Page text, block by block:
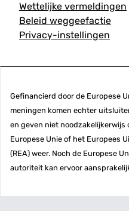
Wettelijke vermeldingen
Beleid weggeefactie
Privacy-instellingen
Gefinancierd door de Europese
meningen komen echter
en geven niet noodzakelijkerwijs
Europese Unie of het Europees
(REA) weer. Noch de Europese
autoriteit kan ervoor